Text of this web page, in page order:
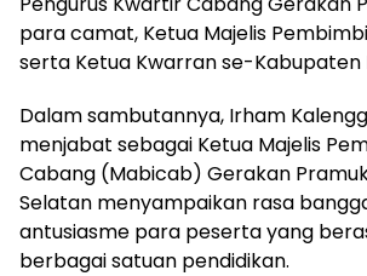
para camat, Ketua Majelis
serta Ketua Kwarran se-Kabupaten
Dalam sambutannya, Irham
menjabat sebagai Ketua Majelis
Cabang (Mabicab) Gerakan
Selatan menyampaikan rasa
antusiasme para peserta yang
berbagai satuan pendidikan.